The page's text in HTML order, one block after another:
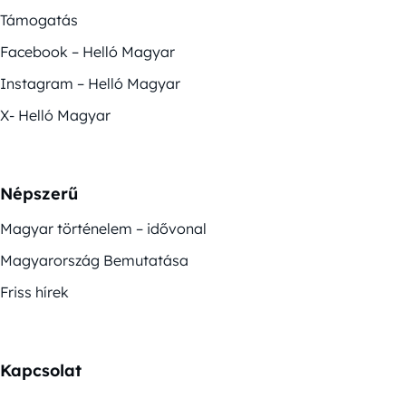
Támogatás
Facebook – Helló Magyar
Instagram – Helló Magyar
X- Helló Magyar
Népszerű
Magyar történelem – idővonal
Magyarország Bemutatása
Friss hírek
Kapcsolat